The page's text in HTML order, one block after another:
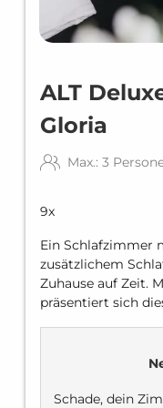
ALT
Gloria
Max.: 3
9x
Ein Schlafzimmer
zusätzlichem
Zuhause auf Zeit.
präsentiert sich
Schade, dein